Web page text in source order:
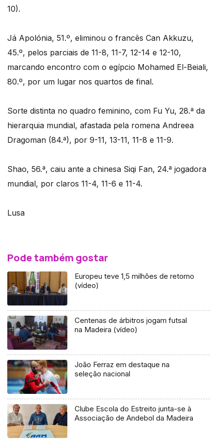
10).
Já Apolónia, 51.º, eliminou o francês Can Akkuzu,
45.º, pelos parciais de 11-8, 11-7, 12-14 e 12-10,
marcando encontro com o egípcio Mohamed El-Beiali,
80.º, por um lugar nos quartos de final.
Sorte distinta no quadro feminino, com Fu Yu, 28.ª da
hierarquia mundial, afastada pela romena Andreea
Dragoman (84.ª), por 9-11, 13-11, 11-8 e 11-9.
Shao, 56.ª, caiu ante a chinesa Siqi Fan, 24.ª jogadora
mundial, por claros 11-4, 11-6 e 11-4.
Lusa
Pode também gostar
Europeu teve 1,5 milhões de retorno
(vídeo)
Centenas de árbitros jogam futsal
na Madeira (vídeo)
João Ferraz em destaque na
seleção nacional
Clube Escola do Estreito junta-se à
Associação de Andebol da Madeira